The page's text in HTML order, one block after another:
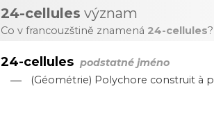
24-cellules význam
Co v francouzštině znamená 24-cellules?
24-cellules podstatné jméno
— (Géométrie) Polychore construit à